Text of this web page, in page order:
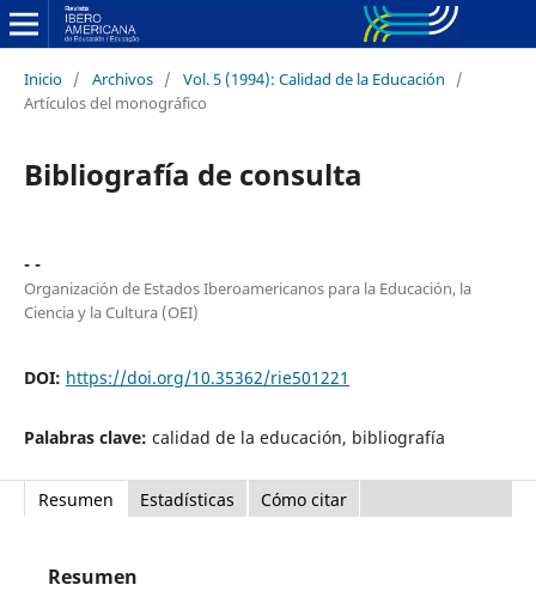
Inicio / Archivos / Vol. 5 (1994): Calidad de la Educación
/
Artículos del monográfico
Bibliografía de consulta
- -
Organización de Estados Iberoamericanos para la Educación, la
Ciencia y la Cultura (OEI)
DOI: https://doi.org/10.35362/rie501221
Palabras clave: calidad de la educación, bibliografía
Resumen Estadísticas Cómo citar
Resumen